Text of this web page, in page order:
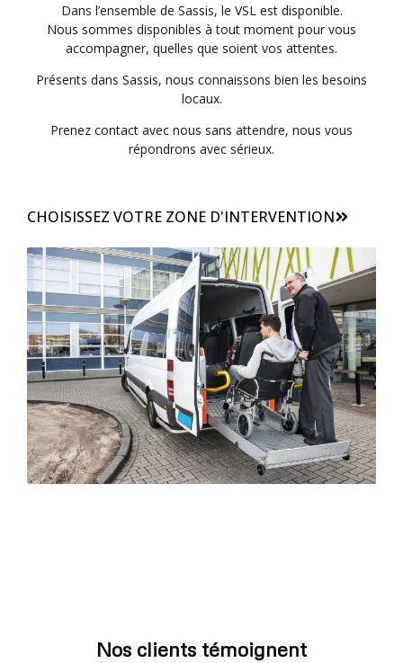
Dans l’ensemble de Sassis, le VSL est disponible.
Nous sommes disponibles à tout moment pour vous
accompagner, quelles que soient vos attentes.
Présents dans Sassis, nous connaissons bien les besoins
locaux.
Prenez contact avec nous sans attendre, nous vous
répondrons avec sérieux.
CHOISISSEZ VOTRE ZONE D'INTERVENTION
Nos clients témoignent